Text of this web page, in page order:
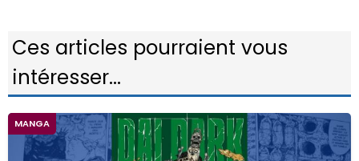
Ces articles pourraient vous
intéresser...
MANGA